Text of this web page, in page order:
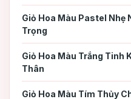
3.2 Bảng giá tham
4.
Mua Bó Hoa
Giỏ Hoa Màu Pastel Nhẹ
Trọng
Giỏ Hoa Màu Trắng Tinh
Thân
Giỏ Hoa Màu Tím Thủy